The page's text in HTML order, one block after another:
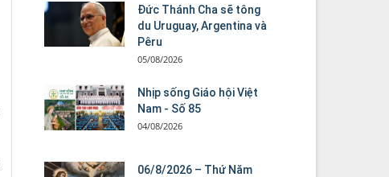
Đức Thánh Cha sẽ tông
du Uruguay, Argentina và
Pêru
05/08/2026
Nhịp sống Giáo hội Việt
Nam - Số 85
04/08/2026
06/8/2026 – Thứ Năm